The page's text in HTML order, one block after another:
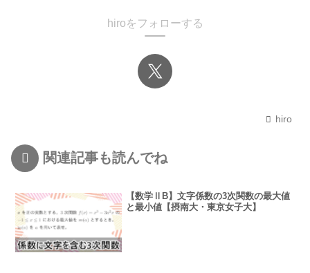
hiroをフォローする
hiro
関連記事も読んでね
【数学ⅡB】文字係数の3次関数の最大値
と最小値【摂南大・東京女子大】